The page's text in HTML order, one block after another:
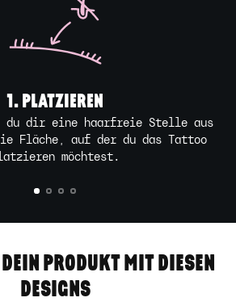
1. PLATZIEREN
du dir eine haarfreie Stelle aus
Fläche, auf der du das Tattoo
möchtest.
PRODUKT MIT DIESEN
DESIGNS